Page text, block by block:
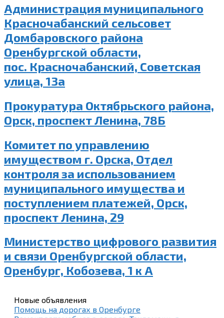
Администрация муниципального
Красночабанский сельсовет
Домбаровского района
Оренбургской области,
пос. Красночабанский, Советская
улица, 13а
Прокуратура Октябрьского района,
Орск, проспект Ленина, 78Б
Комитет по управлению
имуществом г. Орска, Отдел
контроля за использованием
муниципального имущества и
поступлением платежей, Орск,
проспект Ленина, 29
Министерство цифрового развития
и связи Оренбургской области,
Оренбург, Кобозева, 1 к А
Новые объявления
Помощь на дорогах в Оренбурге